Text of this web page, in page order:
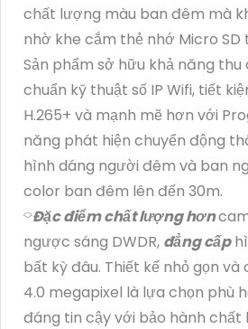
chất lượng màu ban đêm mà
nhờ khe cắm thẻ nhớ Micro SD
Sản phẩm sở hữu khả năng
chuẩn kỹ thuật số IP Wifi, tiết
H.265+ và mạnh mẽ hơn với
năng phát hiện chuyển động
hình dáng người đêm và ban
color ban đêm lên đến 30m.
⌔Đặc điểm chất lượng hơn
ngược sáng DWDR, đẳng cấp
bất kỳ đâu. Thiết kế nhỏ gọn
4.0 megapixel là lựa chọn phù
đáng tin cậy với bảo hành chất